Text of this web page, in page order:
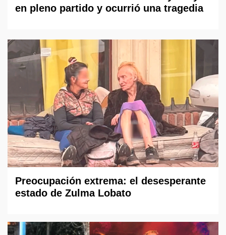
en pleno partido y ocurrió una tragedia
Preocupación extrema: el desesperante
estado de Zulma Lobato